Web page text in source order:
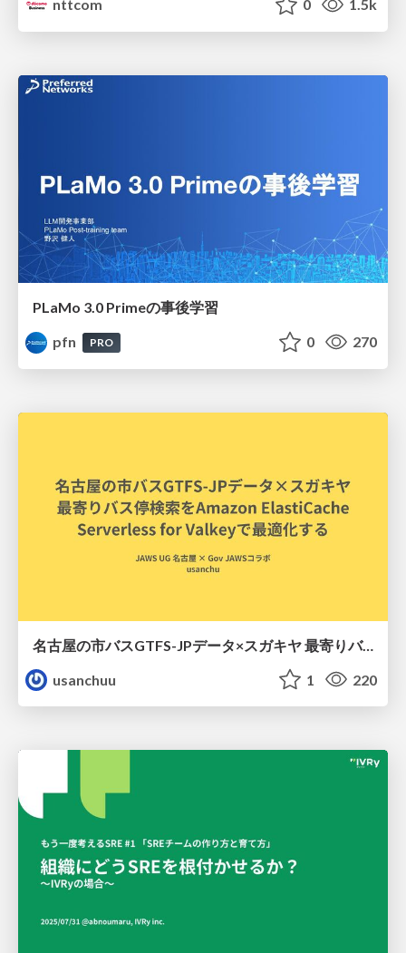
nttcom 0 1.5k
PLaMo 3.0 Primeの事後学習
pfn
PRO 0 270
名古屋の市バスGTFS-JPデータ×スガキヤ 最寄りバス停検索をAmazon ElastiCache Serverless for Valkeyで最適化する
usanchuu
1 220